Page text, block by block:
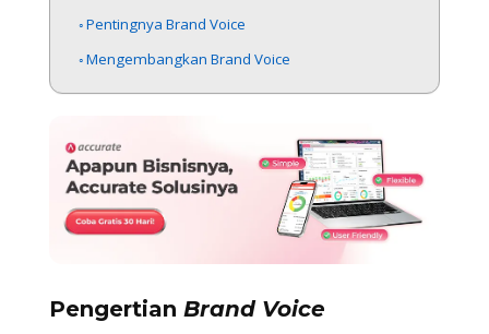
Pentingnya Brand Voice
Mengembangkan Brand Voice
Pengertian Brand Voice